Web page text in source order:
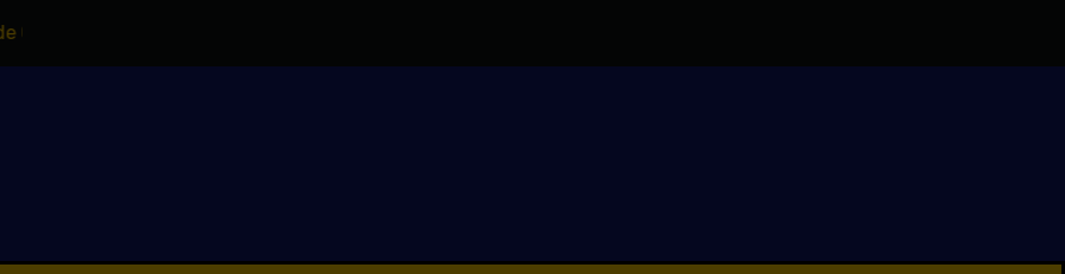
del COITIC